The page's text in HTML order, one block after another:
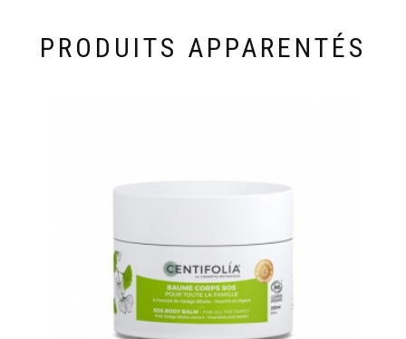
PRODUITS APPARENTÉS